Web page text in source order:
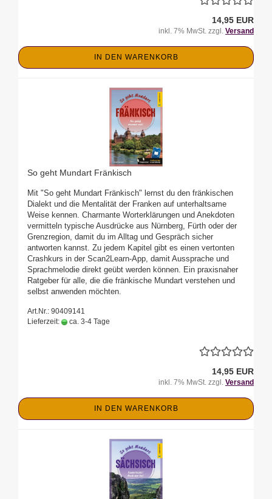
14,95 EUR
inkl. 7% MwSt. zzgl. Versand
IN DEN WARENKORB
So geht Mundart Fränkisch
Mit "So geht Mundart Fränkisch" lernst du den fränkischen
Dialekt und die Mentalität der Franken auf unterhaltsame
Weise kennen. Charmante Worterklärungen und Anekdoten
vermitteln typische Ausdrücke aus Nürnberg, Fürth oder der
Grenzregion, damit du im Alltag und Gespräch sicher
antworten kannst. Zu jedem Kapitel gibt es einen vertonten
Crashkurs in der Scan2Learn-App, damit Aussprache und
Sprachmelodie direkt geübt werden können. Ein praxisnaher
Ratgeber für alle, die die fränkische Mundart verstehen und
selbst anwenden möchten.
Art.Nr.: 90409141
Lieferzeit:
ca. 3-4 Tage
14,95 EUR
inkl. 7% MwSt. zzgl. Versand
IN DEN WARENKORB